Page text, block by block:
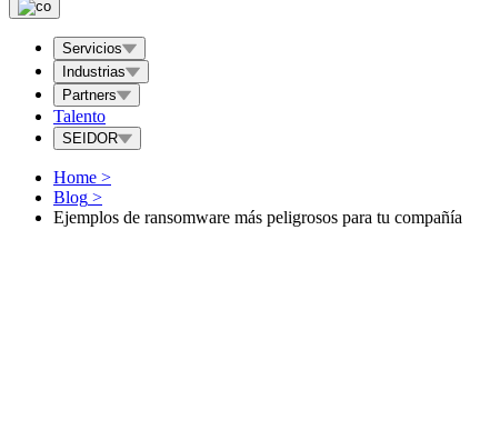
Servicios
Industrias
Partners
Talento
SEIDOR
Home >
Blog >
Ejemplos de ransomware más peligrosos para tu compañía